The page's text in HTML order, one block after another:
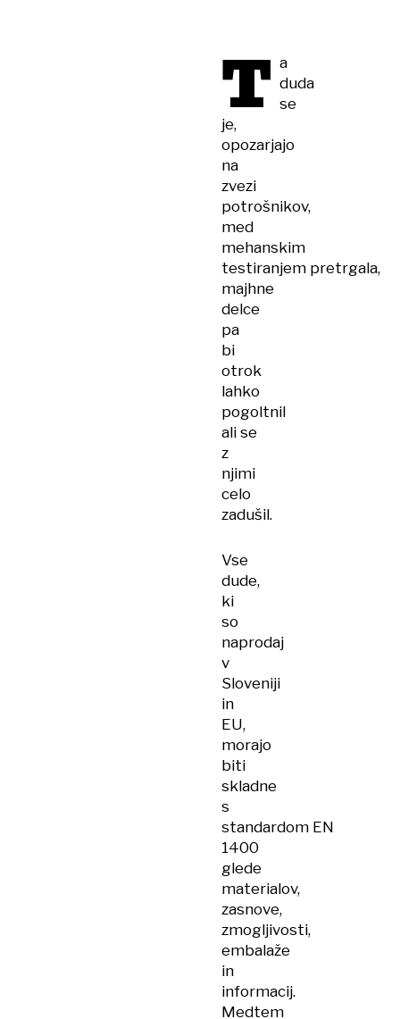
T a
duda
se
je,
opozarjajo
na
zvezi
potrošnikov,
med
mehanskim
testiranjem pretrgala,
majhne
delce
pa
bi
otrok
lahko
pogoltnil
ali se
z
njimi
celo
zadušil.
Vse
dude,
ki
so
naprodaj
v
Sloveniji
in
EU,
morajo
biti
skladne
s
standardom EN
1400
glede
materialov,
zasnove,
zmogljivosti,
embalaže
in
informacij.
Medtem